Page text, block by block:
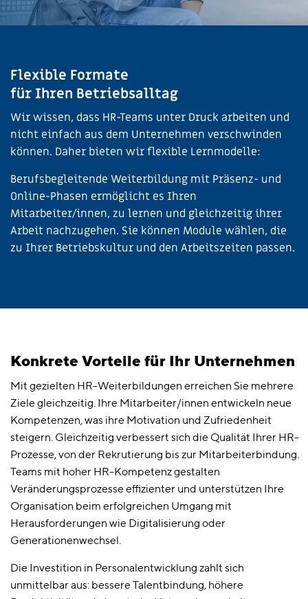
Flexible Formate
für Ihren Betriebsalltag
Wir wissen, dass HR-Teams unter Druck arbeiten und
nicht einfach aus dem Unternehmen verschwinden
können. Daher bieten wir flexible Lernmodelle:
Berufsbegleitende Weiterbildung mit Präsenz- und
Online-Phasen ermöglicht es Ihren
Mitarbeiter/innen, zu lernen und gleichzeitig ihrer
Arbeit nachzugehen. Sie können Module wählen, die
zu Ihrer Betriebskultur und den Arbeitszeiten passen.
Konkrete Vorteile für Ihr Unternehmen
Mit gezielten HR-Weiterbildungen erreichen Sie mehrere
Ziele gleichzeitig. Ihre Mitarbeiter/innen entwickeln neue
Kompetenzen, was ihre Motivation und Zufriedenheit
steigern. Gleichzeitig verbessert sich die Qualität Ihrer HR-
Prozesse, von der Rekrutierung bis zur Mitarbeiterbindung.
Teams mit hoher HR-Kompetenz gestalten
Veränderungsprozesse effizienter und unterstützen Ihre
Organisation beim erfolgreichen Umgang mit
Herausforderungen wie Digitalisierung oder
Generationenwechsel.
Die Investition in Personalentwicklung zahlt sich
unmittelbar aus: bessere Talentbindung, höhere